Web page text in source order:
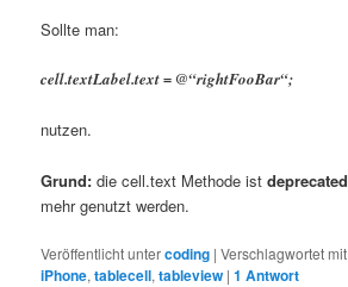
Sollte man:
cell.textLabel.text = @“rightFooBar“;
nutzen.
Grund:die cell.text Methode istdeprecated
mehr genutzt werden.
Veröffentlicht untercoding |Verschlagwortet mit
iPhone,tablecell,tableview |1 Antwort